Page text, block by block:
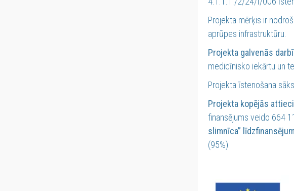
Projekta mērķis ir
aprūpes infrastruktūru.
Projekta galvenās
medicīnisko iekārtu un
Projekta īstenošana
Projekta kopējās
finansējums veido 664
slimnīca”
(95%).